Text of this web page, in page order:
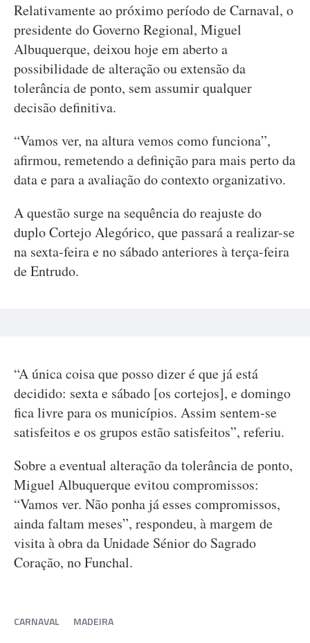
Relativamente ao próximo período de Carnaval, o
presidente do Governo Regional, Miguel
Albuquerque, deixou hoje em aberto a
possibilidade de alteração ou extensão da
tolerância de ponto, sem assumir qualquer
decisão definitiva.
“Vamos ver, na altura vemos como funciona”,
afirmou, remetendo a definição para mais perto da
data e para a avaliação do contexto organizativo.
A questão surge na sequência do reajuste do
duplo Cortejo Alegórico, que passará a realizar-se
na sexta-feira e no sábado anteriores à terça-feira
de Entrudo.
“A única coisa que posso dizer é que já está
decidido: sexta e sábado [os cortejos], e domingo
fica livre para os municípios. Assim sentem-se
satisfeitos e os grupos estão satisfeitos”, referiu.
Sobre a eventual alteração da tolerância de ponto,
Miguel Albuquerque evitou compromissos:
“Vamos ver. Não ponha já esses compromissos,
ainda faltam meses”, respondeu, à margem de
visita à obra da Unidade Sénior do Sagrado
Coração, no Funchal.
CARNAVAL MADEIRA